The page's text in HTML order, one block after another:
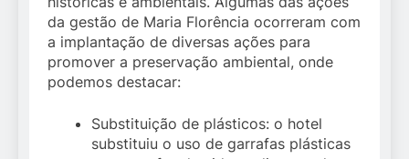
da gestão de Maria Florência ocorreram com
a implantação de diversas ações para
promover a preservação ambiental, onde
podemos destacar:
Substituição de plásticos: o hotel
substituiu o uso de garrafas plásticas